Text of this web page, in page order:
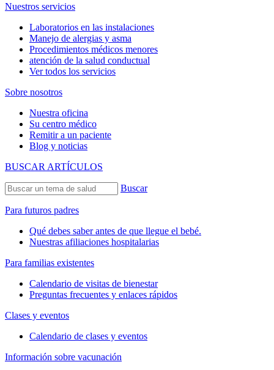
Nuestros servicios
Laboratorios en las instalaciones
Manejo de alergias y asma
Procedimientos médicos menores
atención de la salud conductual
Ver todos los servicios
Sobre nosotros
Nuestra oficina
Su centro médico
Remitir a un paciente
Blog y noticias
BUSCAR ARTÍCULOS
Buscar
Para futuros padres
Qué debes saber antes de que llegue el bebé.
Nuestras afiliaciones hospitalarias
Para familias existentes
Calendario de visitas de bienestar
Preguntas frecuentes y enlaces rápidos
Clases y eventos
Calendario de clases y eventos
Información sobre vacunación